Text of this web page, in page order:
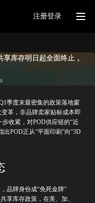
注册登录
库存明日起全面终止，
季度末最密集的政策落地窗
革，非品牌卖家贴标成本即
收紧，对POD供应链的“近
POD正从“平面印刷”向“3D
品牌身份成“免死金牌”
享库存政策，在美、加、